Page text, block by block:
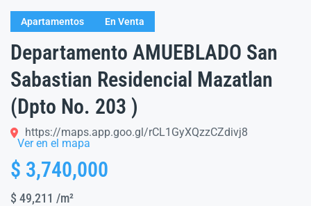
Apartamentos En Venta
Departamento AMUEBLADO San
Sabastian Residencial Mazatlan
(Dpto No. 203 )
https://maps.app.goo.gl/rCL1GyXQzzCZdivj8
Ver en el mapa
$ 3,740,000
$ 49,211 /m²